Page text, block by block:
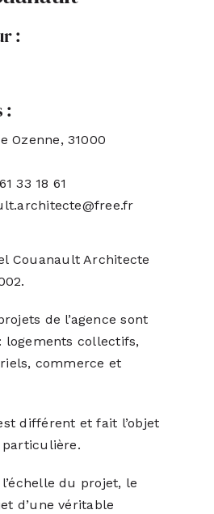
:
:
Ozenne, 31000
33 18 61
Couanault Architecte
de l’agence sont
logements collectifs,
commerce et
différent et fait l’objet
particulière.
du projet, le
d’une véritable